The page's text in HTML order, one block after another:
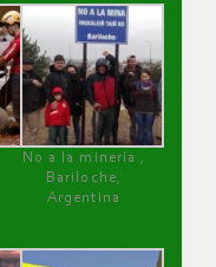
No a la minería ,
Bariloche,
Argentina